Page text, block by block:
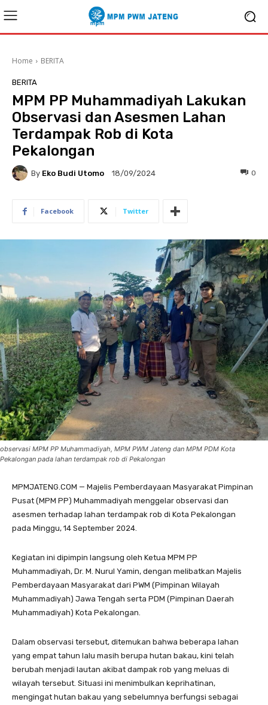
Home BERITA
BERITA
MPM PP Muhammadiyah Lakukan
Observasi dan Asesmen Lahan
Terdampak Rob di Kota
Pekalongan
By Eko Budi Utomo 18/09/2024 0
Facebook Twitter
observasi MPM PP Muhammadiyah, MPM PWM Jateng dan MPM PDM Kota
Pekalongan pada lahan terdampak rob di Pekalongan
MPMJATENG.COM — Majelis Pemberdayaan Masyarakat Pimpinan
Pusat (MPM PP) Muhammadiyah menggelar observasi dan
asesmen terhadap lahan terdampak rob di Kota Pekalongan
pada Minggu, 14 September 2024.
Kegiatan ini dipimpin langsung oleh Ketua MPM PP
Muhammadiyah, Dr. M. Nurul Yamin, dengan melibatkan Majelis
Pemberdayaan Masyarakat dari PWM (Pimpinan Wilayah
Muhammadiyah) Jawa Tengah serta PDM (Pimpinan Daerah
Muhammadiyah) Kota Pekalongan.
Dalam observasi tersebut, ditemukan bahwa beberapa lahan
yang empat tahun lalu masih berupa hutan bakau, kini telah
berubah menjadi lautan akibat dampak rob yang meluas di
wilayah tersebut. Situasi ini menimbulkan keprihatinan,
mengingat hutan bakau yang sebelumnya berfungsi sebagai